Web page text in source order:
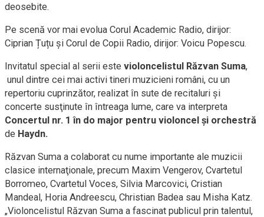
deosebite.
Pe scenă vor mai evolua Corul Academic Radio, dirijor:
Ciprian Țuțu și Corul de Copii Radio, dirijor: Voicu Popescu.
Invitatul special al serii este violoncelistul Răzvan Suma,
unul dintre cei mai activi tineri muzicieni români, cu un
repertoriu cuprinzător, realizat în sute de recitaluri şi
concerte susţinute în întreaga lume, care va interpreta
Concertul nr. 1 în do major pentru violoncel și orchestră
de Haydn.
Răzvan Suma a colaborat cu nume importante ale muzicii
clasice internaţionale, precum Maxim Vengerov, Cvartetul
Borromeo, Cvartetul Voces, Silvia Marcovici, Cristian
Mandeal, Horia Andreescu, Christian Badea sau Misha Katz.
„Violoncelistul Răzvan Suma a fascinat publicul prin talentul,